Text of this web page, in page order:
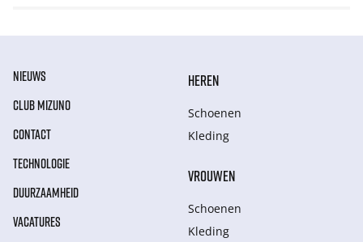
NIEUWS
CLUB MIZUNO
CONTACT
TECHNOLOGIE
DUURZAAMHEID
VACATURES
HEREN
Schoenen
Kleding
VROUWEN
Schoenen
Kleding